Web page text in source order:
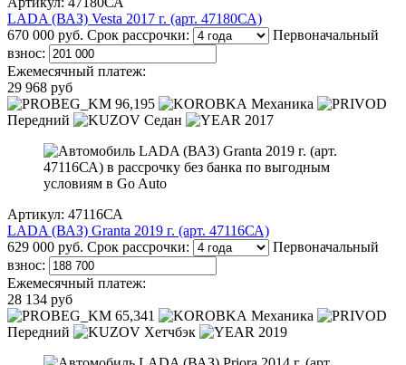
LADA (ВАЗ) Vesta 2017 г. (арт. 47180СА)
670 000 руб. Срок рассрочки:
Первоначальный
взнос:
Ежемесячный платеж:
29 968 руб
96,195
Механика
Передний
Седан 2017
Артикул: 47116СА
LADA (ВАЗ) Granta 2019 г. (арт. 47116СА)
629 000 руб. Срок рассрочки:
Первоначальный
взнос:
Ежемесячный платеж:
28 134 руб
65,341
Механика
Передний
Хетчбэк 2019